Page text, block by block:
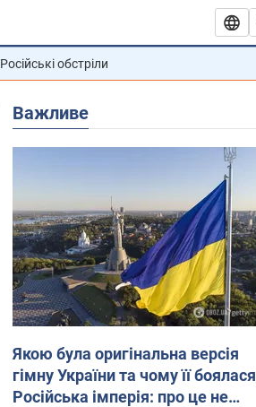
Російські обстріли
Важливе
Якою була оригінальна версія
гімну України та чому її боялася
Російська імперія: про це не